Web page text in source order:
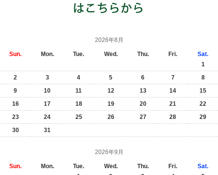
2026年8月
Sun. Mon. Tue. Wed. Thu. Fri.
Sat.
1
2
3 4 5 6 7
8
9
10 11 12 13 14
15
16
17 18 19 20 21
22
23
24 25 26 27 28
29
30
31
2026年9月
Sun. Mon. Tue. Wed. Thu. Fri.
Sat.